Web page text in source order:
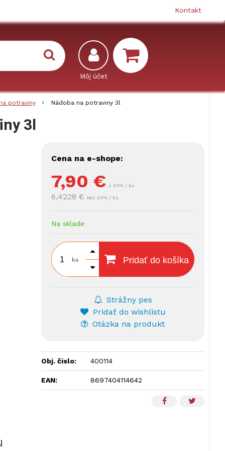
Kontakt
potraviny Nádoba na potraviny 3l
3l
Cena na e-shope:
7,90 € s DPH / ks
6,4228 € bez DPH / ks
Na sklade
ks Pridať do košíka
Strážny pes
Pridať do wishlistu
Otázka na produkt
Obj. čislo: 400114
EAN: 8697404114642